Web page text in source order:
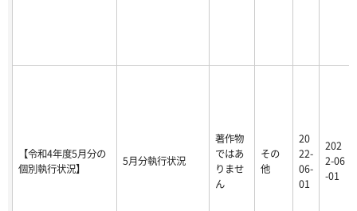
【令和4年度5月分の
個別執行状況】
5月分執行状況
著作物
ではあ
りませ
ん
その
他
20
22-
06-
01
202
2-06
-01